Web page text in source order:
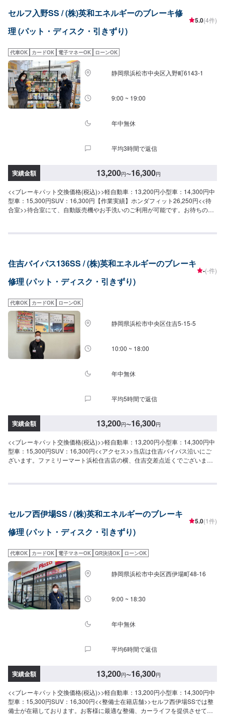
セルフ入野SS / (株)英和エネルギーのブレーキ修
理 (パット・ディスク・引きずり)
5.0(4件)
代車OK カードOK 電子マネーOK ローンOK
静岡県浜松市中央区入野町6143-1
9:00 ~ 19:00
年中無休
平均3時間で返信
実績金額 13,200円〜16,300円
<<ブレーキパット交換価格(税込)>>軽自動車：13,200円小型車：14,300円中
型車：15,300円SUV：16,300円【作業実績】ホンダフィット26,250円<<待
合室>>待合室にて、自動販売機やお手洗いのご利用が可能です。お待ちの際
住吉バイパス136SS / (株)英和エネルギーのブレーキ
修理 (パット・ディスク・引きずり)
-(-件)
代車OK カードOK ローンOK
静岡県浜松市中央区住吉5-15-5
10:00 ~ 18:00
年中無休
平均5時間で返信
実績金額 13,200円〜16,300円
<<ブレーキパット交換価格(税込)>>軽自動車：13,200円小型車：14,300円中
型車：15,300円SUV：16,300円<<アクセス>>当店は住吉バイパス沿いにご
ざいます。ファミリーマート浜松住吉店の横、住吉交差点近くでございま
セルフ西伊場SS / (株)英和エネルギーのブレーキ
修理 (パット・ディスク・引きずり)
5.0(1件)
代車OK カードOK 電子マネーOK QR決済OK ローンOK
静岡県浜松市中央区西伊場町48-16
9:00 ~ 18:30
年中無休
平均6時間で返信
実績金額 13,200円〜16,300円
<<ブレーキパット交換価格(税込)>>軽自動車：13,200円小型車：14,300円中
型車：15,300円SUV：16,300円<<整備士在籍店舗>>セルフ西伊場SSでは整
備士が在籍しております。お客様に最適な整備、カーライフを提供させて頂